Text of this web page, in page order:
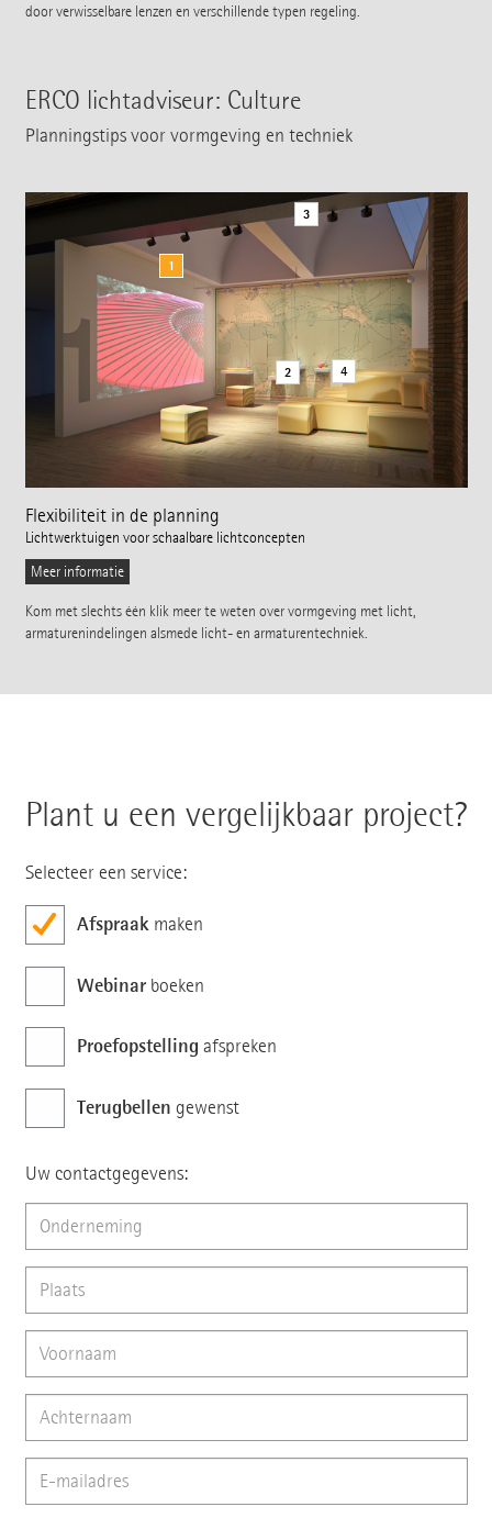
door verwisselbare lenzen en verschillende typen regeling.
ERCO lichtadviseur: Culture
Planningstips voor vormgeving en techniek
1
2
3
4
Flexibiliteit in de planning
Lichtwerktuigen voor schaalbare lichtconcepten
Meer informatie
Kom met slechts één klik meer te weten over vormgeving met licht,
armaturenindelingen alsmede licht- en armaturentechniek.
Plant u een vergelijkbaar project?
Selecteer een service:
Afspraakmaken
Webinarboeken
Proefopstelling afspreken
Terugbellen gewenst
Uw contactgegevens: